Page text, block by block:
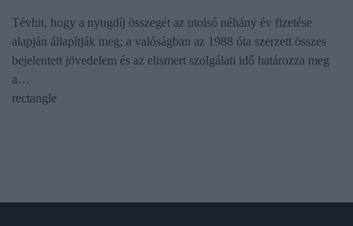
Tévhit, hogy a nyugdíj összegét az utolsó néhány év fizetése
alapján állapítják meg; a valóságban az 1988 óta szerzett összes
bejelentett jövedelem és az elismert szolgálati idő határozza meg
a…
rectangle